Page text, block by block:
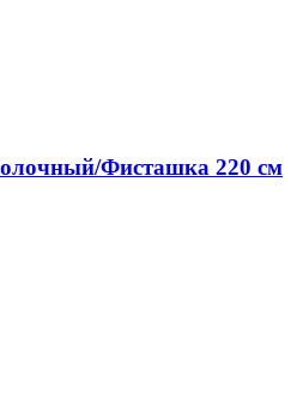
Фисташка 220 см